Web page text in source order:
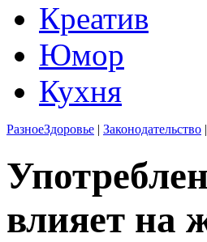
Креатив
Юмор
Кухня
РазноеЗдоровье | Законодательство |
влияет на